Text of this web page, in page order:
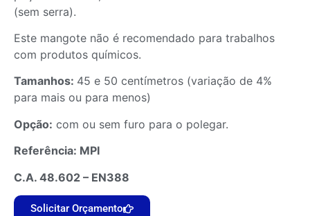
(sem serra).
Este mangote não é recomendado para trabalhos
com produtos químicos.
Tamanhos: 45 e 50 centímetros (variação de 4%
para mais ou para menos)
Opção: com ou sem furo para o polegar.
Referência: MPI
C.A. 48.602 – EN388
Solicitar Orçamento